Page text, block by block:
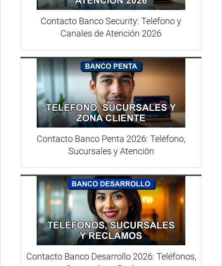
Contacto Banco Security: Teléfono y
Canales de Atención 2026
Contacto Banco Penta 2026: Teléfono,
Sucursales y Atención
Contacto Banco Desarrollo 2026: Teléfonos,